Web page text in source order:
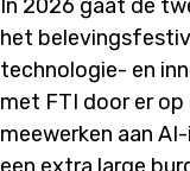
In 2026 gaat de
het
technologie- en
met FTI door er
meewerken aan